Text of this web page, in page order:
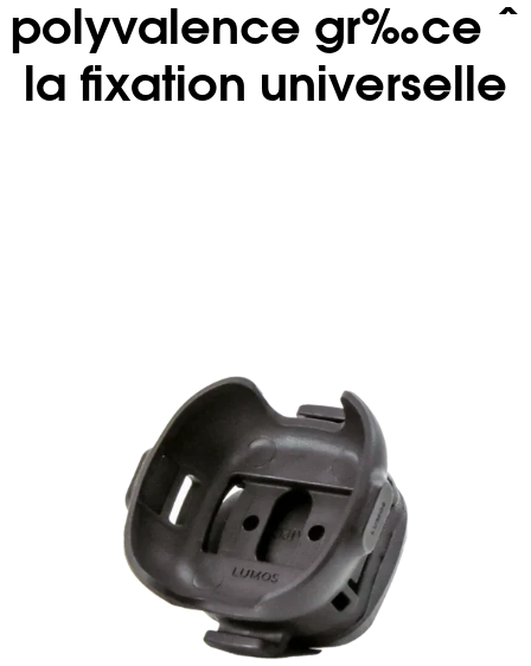
polyvalence gr‰ce ˆ
la fixation universelle